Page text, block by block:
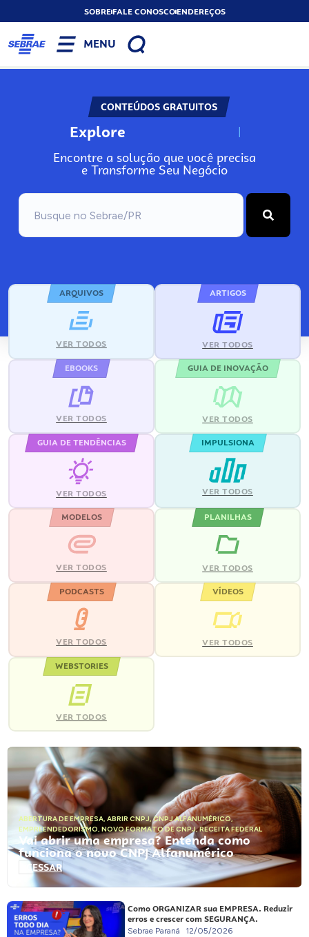
SOBREFALE CONOSCOENDEREÇOS
MENU
CONTEÚDOS GRATUITOS
Explore N
Encontre a solução que você precisa
e Transforme Seu Negócio
ARQUIVOS
VER TODOS
ARTIGOS
VER TODOS
EBOOKS
VER TODOS
GUIA DE INOVAÇÃO
VER TODOS
GUIA DE TENDÊNCIAS
VER TODOS
IMPULSIONA
VER TODOS
MODELOS
VER TODOS
PLANILHAS
VER TODOS
PODCASTS
VER TODOS
VÍDEOS
VER TODOS
WEBSTORIES
VER TODOS
ABERTURA DE EMPRESA, ABRIR CNPJ,CNPJ ALFANUMÉRICO,
EMPREENDEDORISMO, NOVO FORMATO DE CNPJ,RECEITA FEDERAL
Vai abrir uma empresa? Entenda como
funciona o novo CNPJ Alfanumérico
ACESSAR
Como ORGANIZAR sua EMPRESA. Reduzir
erros e crescer com SEGURANÇA.
Sebrae Paraná 12/05/2026